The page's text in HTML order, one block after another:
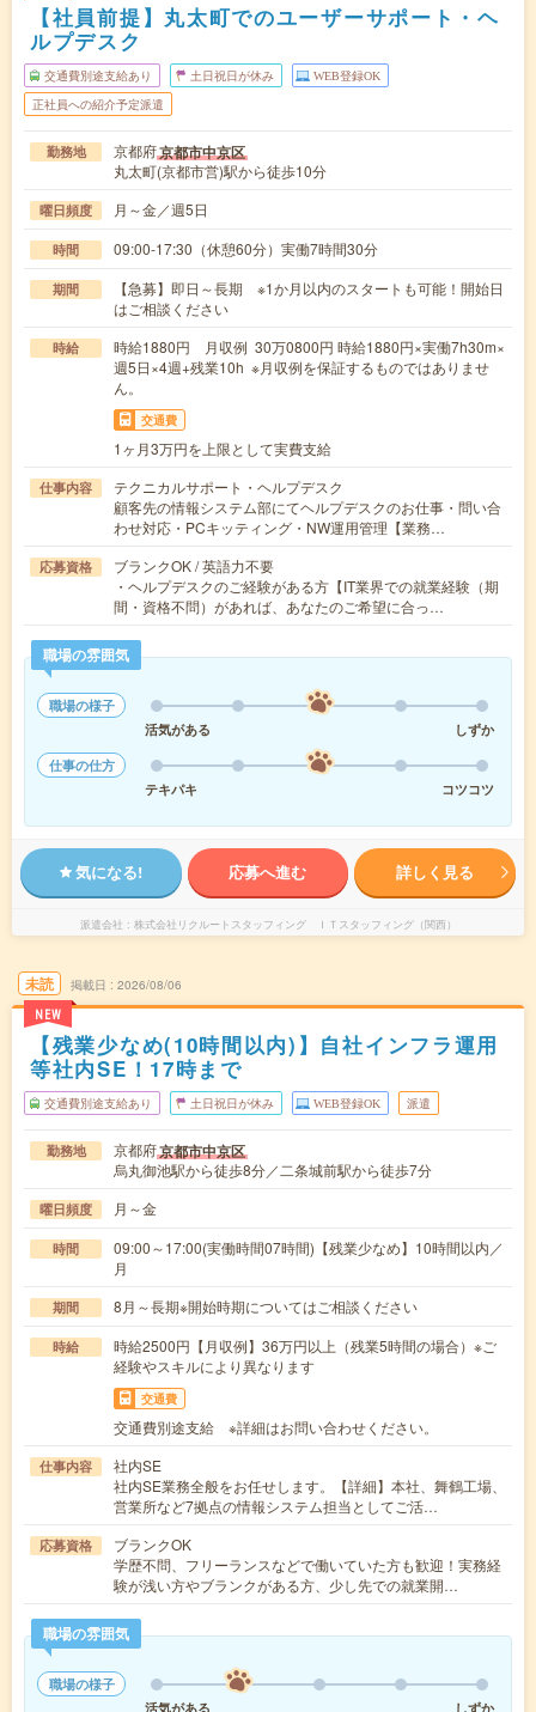
【社員前提】丸太町でのユーザーサポート・ヘ
ルプデスク
交通費別途支給あり 土日祝日が休み WEB登録OK
正社員への紹介予定派遣
勤務地 京都府京都市中京区
丸太町(京都市営)駅から徒歩10分
曜日頻度 月～金／週5日
時間 09:00-17:30（休憩60分）実働7時間30分
期間
【急募】即日～長期 ※1か月以内のスタートも可能！開始日
はご相談ください
時給
時給1880円 月収例 30万0800円 時給1880円×実働7h30m×
週5日×4週+残業10h ※月収例を保証するものではありませ
ん。
交通費
1ヶ月3万円を上限として実費支給
仕事内容
テクニカルサポート・ヘルプデスク
顧客先の情報システム部にてヘルプデスクのお仕事・問い合
わせ対応・PCキッティング・NW運用管理【業務…
応募資格
ブランクOK / 英語力不要
・ヘルプデスクのご経験がある方【IT業界での就業経験（期
間・資格不問）があれば、あなたのご希望に合っ…
職場の雰囲気
職場の様子
活気がある
しずか
仕事の仕方
テキパキ
コツコツ
気になる! 応募へ進む 詳しく見る
派遣会社 株式会社リクルートスタッフィング ＩＴスタッフィング（関西）
未読
NEW
掲載日 2026/08/06
【残業少なめ(10時間以内)】自社インフラ運用
等社内SE！17時まで
交通費別途支給あり 土日祝日が休み WEB登録OK 派遣
勤務地 京都府京都市中京区
烏丸御池駅から徒歩8分／二条城前駅から徒歩7分
曜日頻度 月～金
時間
09:00～17:00(実働時間07時間)【残業少なめ】10時間以内／
月
期間 8月～長期※開始時期についてはご相談ください
時給
時給2500円【月収例】36万円以上（残業5時間の場合）※ご
経験やスキルにより異なります
交通費
交通費別途支給 ※詳細はお問い合わせください。
仕事内容
社内SE
社内SE業務全般をお任せします。【詳細】本社、舞鶴工場、
営業所など7拠点の情報システム担当としてご活…
応募資格
ブランクOK
学歴不問、フリーランスなどで働いていた方も歓迎！実務経
験が浅い方やブランクがある方、少し先での就業開…
職場の雰囲気
職場の様子
活気がある
しずか